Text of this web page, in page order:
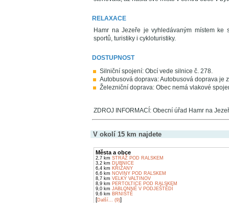
RELAXACE
Hamr na Jezeře je vyhledávaným místem ke
sportů, turistiky i cykloturistiky.
DOSTUPNOST
Silniční spojení: Obcí vede silnice č. 278.
Autobusová doprava: Autobusová doprava je
Železniční doprava: Obec nemá vlakové
ZDROJ INFORMACÍ: Obecní úřad Hamr na
V okolí 15 km najdete
Města a obce
2,7 km STRÁŽ POD RALSKEM
3,2 km DUBNICE
6,4 km KŘIŽANY
6,6 km NOVINY POD RALSKEM
8,7 km VELKÝ VALTINOV
8,9 km PERTOLTICE POD RALSKEM
9,0 km JABLONNÉ V PODJEŠTĚDÍ
9,6 km BRNIŠTĚ
[Další... (9)]